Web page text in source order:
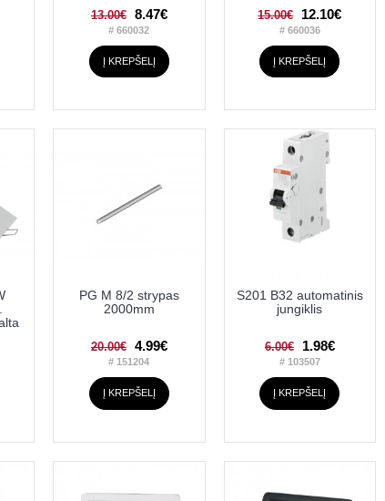
13.00€ 8.47€
# 660032
Į KREPŠELĮ
15.00€ 12.10€
# 660036
Į KREPŠELĮ
PG M 8/2 strypas
2000mm
20.00€ 4.99€
# 151204
Į KREPŠELĮ
S201 B32 automatinis
jungiklis
6.00€ 1.98€
# 103507
Į KREPŠELĮ